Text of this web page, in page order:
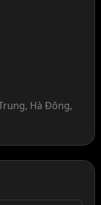
Hà Đông,